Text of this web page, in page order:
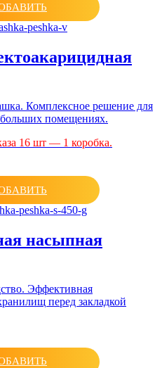
Комплексное решение для
помещениях.
16 шт — 1 коробка.
насыпная
Эффективная
перед закладкой